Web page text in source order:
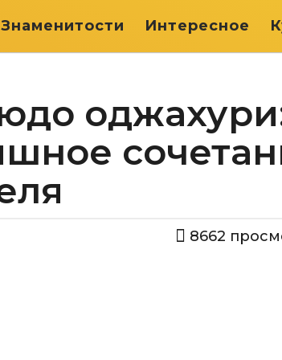
Знаменитости Интересное
8662